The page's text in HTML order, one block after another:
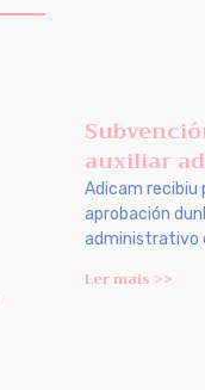
auxiliar
Adicam recibiu
aprobación
administrativo
Ler mais >>